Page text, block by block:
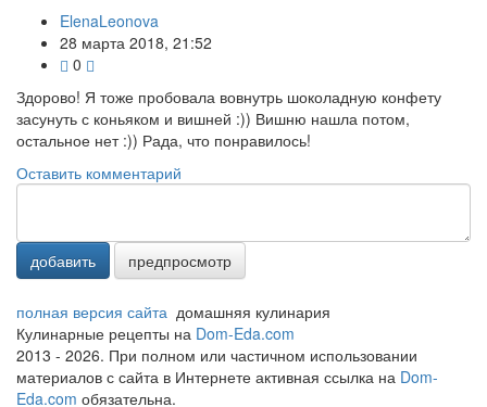
ElenaLeonova
28 марта 2018, 21:52
0
Здорово! Я тоже пробовала вовнутрь шоколадную конфету
засунуть с коньяком и вишней :)) Вишню нашла потом,
остальное нет :)) Рада, что понравилось!
Оставить комментарий
добавить предпросмотр
полная версия сайта домашняя кулинария
Кулинарные рецепты на Dom-Eda.com
2013 - 2026. При полном или частичном использовании
материалов с сайта в Интернете активная ссылка на Dom-
Eda.com обязательна.